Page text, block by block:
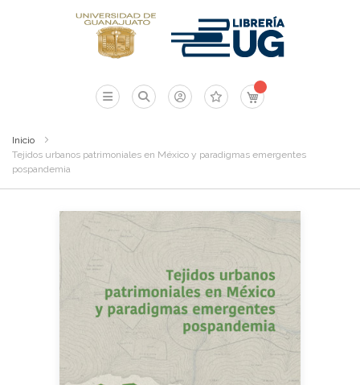
Mi carrito
Inicio
Tejidos urbanos patrimoniales en México y paradigmas emergentes
pospandemia